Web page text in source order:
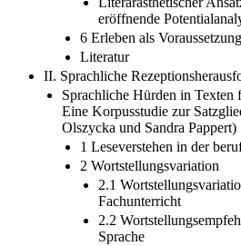
eröffnende
6 Erleben als
Literatur
II. Sprachliche
Sprachliche Hürden in
Eine Korpusstudie zur
Olszycka und Sandra Pappert)
1 Leseverstehen in der
2 Wortstellungsvariation
2.1
Fachunterricht
2.2
Sprache